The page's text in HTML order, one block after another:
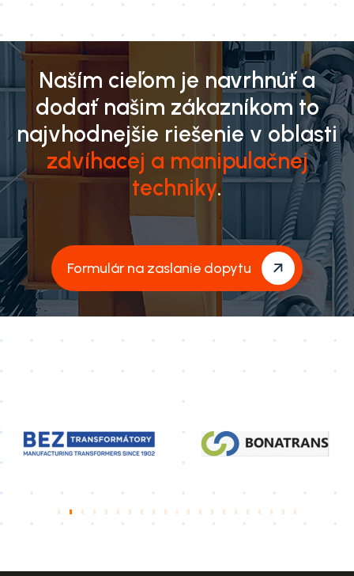
Naším cieľom je navrhnúť a
dodať našim zákazníkom to
najvhodnejšie riešenie v oblasti
zdvíhacej a manipulačnej
techniky.
Formulár na zaslanie dopytu